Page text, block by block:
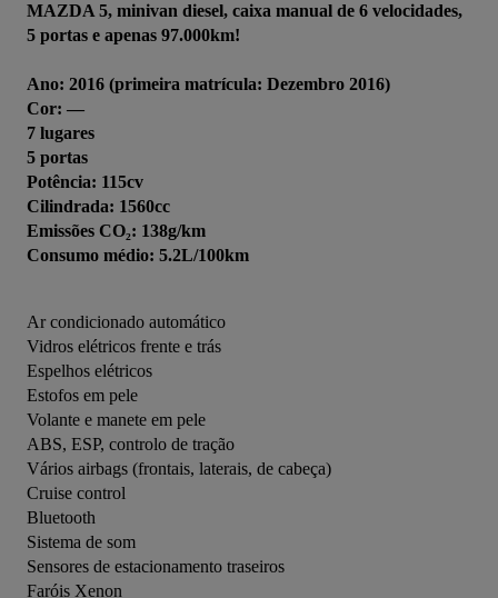
MAZDA 5, minivan diesel, caixa manual de 6 velocidades,
5 portas e apenas 97.000km!
Ano: 2016 (primeira matrícula: Dezembro 2016)
Cor: —
7 lugares
5 portas
Potência: 115cv
Cilindrada: 1560cc
Emissões CO₂: 138g/km
Consumo médio: 5.2L/100km
Ar condicionado automático
Vidros elétricos frente e trás
Espelhos elétricos
Estofos em pele
Volante e manete em pele
ABS, ESP, controlo de tração
Vários airbags (frontais, laterais, de cabeça)
Cruise control
Bluetooth
Sistema de som
Sensores de estacionamento traseiros
Faróis Xenon